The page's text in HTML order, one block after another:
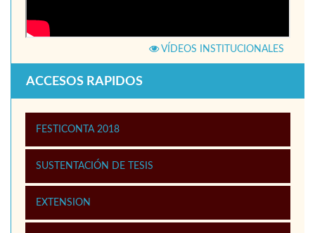
VÍDEOS INSTITUCIONALES
ACCESOS RAPIDOS
FESTICONTA 2018
SUSTENTACIÓN DE TESIS
EXTENSION